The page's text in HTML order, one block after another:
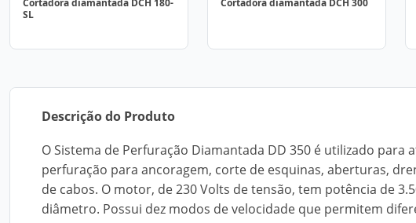
Cortadora diamantada DCH 180-
SL
Cortadora diamantada DCH 300
Descrição do Produto
O Sistema de Perfuração Diamantada DD 350 é utilizado
perfuração para ancoragem, corte de esquinas, aberturas,
de cabos. O motor, de 230 Volts de tensão, tem potência de
diâmetro. Possui dez modos de velocidade que permitem